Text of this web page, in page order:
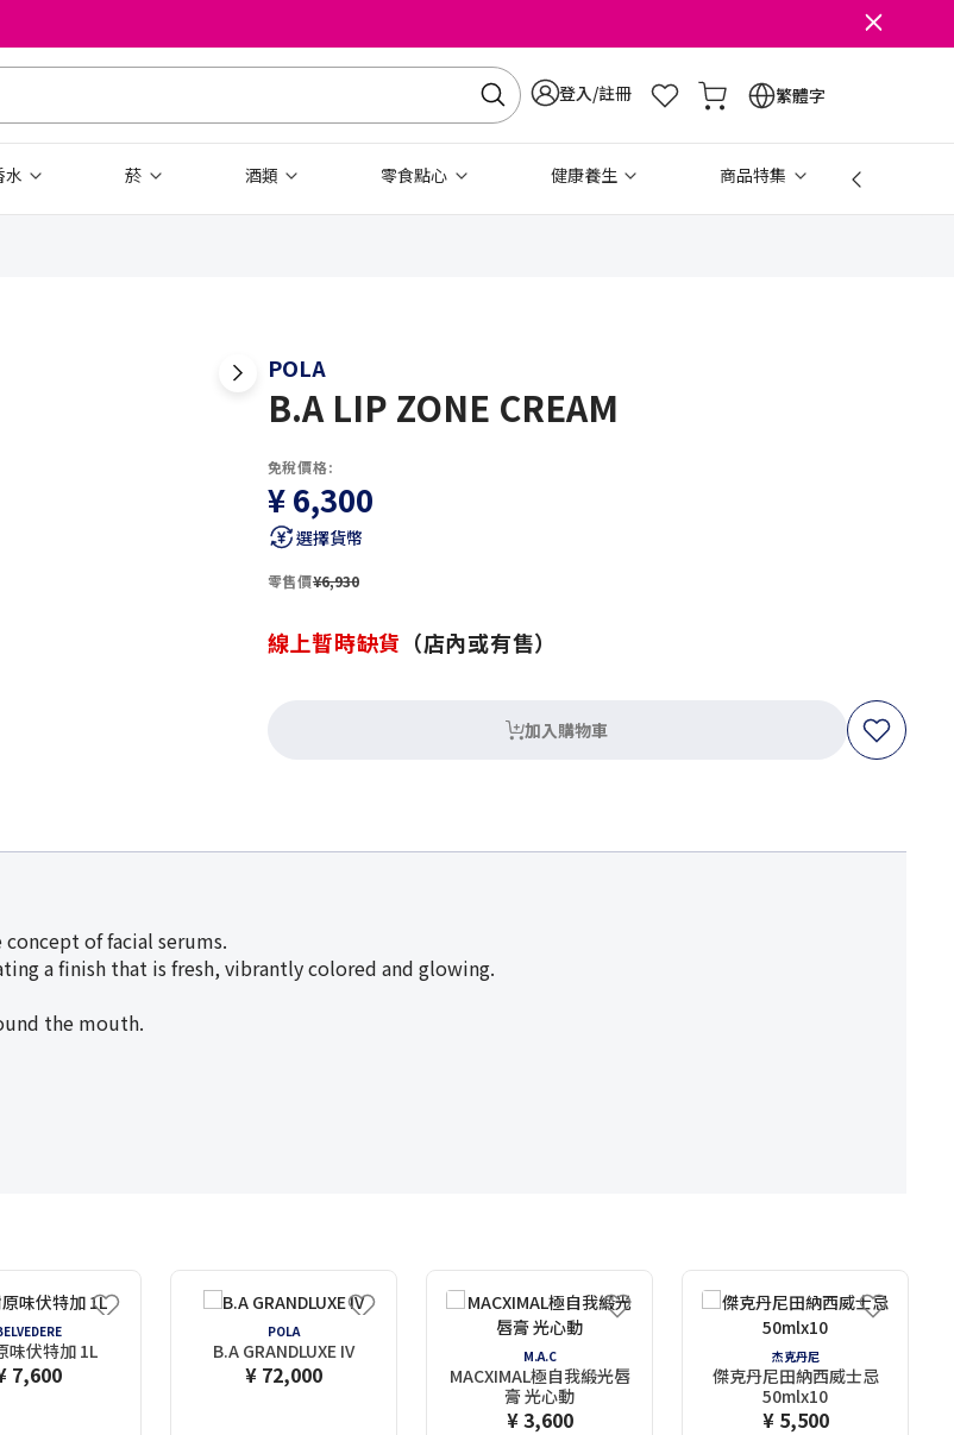
登入/註冊 繁體字
水 菸 酒類 零食點心 健康養生 商品特集
POLA
B.A LIP ZONE CREAM
免稅價格:
¥ 6,300
選擇貨幣
零售價¥6,930
線上暫時缺貨 （店內或有售）
加入購物車
of facial serums.
a finish that is fresh, vibrantly colored and glowing.
the mouth.
味伏特加 1L
7,600
POLA
B.A GRANDLUXE IV
¥ 72,000
M.A.C
MACXIMAL極自我緞光唇
膏 光心動
¥ 3,600
杰克丹尼
傑克丹尼田納西威士忌
50mlx10
¥ 5,500